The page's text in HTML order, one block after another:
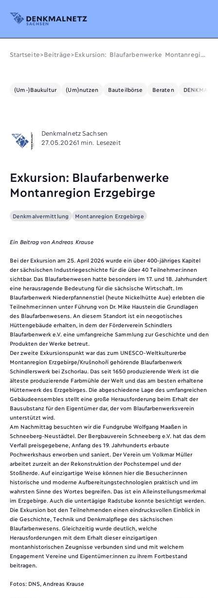
Denkmalnetz Sachsen
Startseite>Beiträge>Exkursion: Blaufarbenwerke Montanregion
(Um-)Baukultur (Um)nutzen Bauteilbörse Beraten DENKMALE
Denkmalnetz Sachsen
27.05.20261 min. Lesezeit
Exkursion: Blaufarbenwerke
Montanregion Erzgebirge
Denkmalvermittlung Montanregion Erzgebirge
Ein Beitrag von Andreas Krause
Bei der Exkursion am 25. April 2026 wurde ein über 400-jähriges Kapitel
der sächsischen Industriegeschichte für die über 40 Teilnehmer:innen
sichtbar. Das Blaufarbenwesen hatte besonders im 17. und 18. Jahrhundert
eine herausragende Bedeutung für die sächsische Wirtschaft. Im
Blaufarbenwerk Niederpfannenstiel (heute Nickelhütte Aue) erlebten die
Teilnehmer:innen unter Führung von Dr. Mike Haustein die Grundlagen
des Blaufarbenwesens. An diesem Standort ist ein neogotisches
Hüttengebäude erhalten, in dem der Förderverein Schindlers
Blaufarbenwerk e.V. eine umfangreiche Sammlung zur Geschichte und den
Produkten der Werke betreut.
Der zweite Exkursionspunkt war das zum UNESCO-Weltkulturerbe
Montanregion Erzgebirge/Krušnohoří gehörende Blaufarbenwerk
Schindlerswerk bei Zschorlau. Das seit 1650 produzierende Werk ist die
älteste produzierende Farbmühle der Welt und das am besten erhaltene
Hüttenwerk des Erzgebirges. Die abgeschiedene Lage des umfangreichen
Gebäudeensembles stellt eine große Herausforderung beim Erhalt der
Bausubstanz für den Eigentümer dar, der vom Blaufarbenwerksverein
unterstützt wird.
Am Nachmittag besuchten wir die Fundgrube Wolfgang Maaßen in
Schneeberg-Neustädtel. Der Bergbauverein Schneeberg e.V. hat das dem
Verfall preisgegebene, Anfang des 19. Jahrhunderts erbaute
Pochwerkshaus erworben und saniert. Der Verein um Volkmar Müller
arbeitet zurzeit an der Rekonstruktion der Pochstempel und der
Stoßherde. Auf einzigartige Weise können hier die Besucher:innen
historische und moderne Aufbereitungstechnologien praktisch und im
wahrsten Sinne des Wortes begreifen. Das ist ein Alleinstellungsmerkmal
im Erzgebirge. Auch die untertägige Radstube konnte besichtigt werden.
Die Exkursion bot den Teilnehmenden einen eindrucksvollen Einblick in
die Geschichte, Technik und Denkmalpflege des sächsischen
Blaufarbenwesens. Gleichzeitig wurde deutlich, welche
Herausforderungen mit dem Erhalt dieser einzigartigen
montanhistorischen Zeugnisse verbunden sind und mit welchem
Engagement Vereine und Eigentümer:innen zu ihrem Fortbestand
beitragen.
Fotos: DNS, Andreas Krause